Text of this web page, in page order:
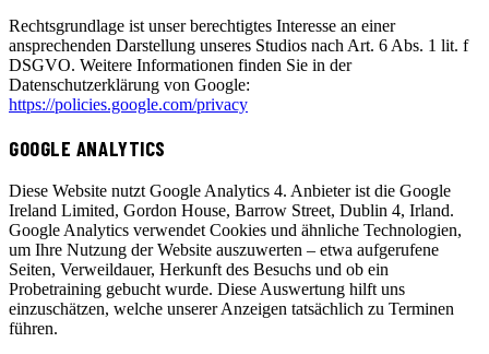
Rechtsgrundlage ist unser berechtigtes Interesse an einer
ansprechenden Darstellung unseres Studios nach Art. 6 Abs. 1 lit. f
DSGVO. Weitere Informationen finden Sie in der
Datenschutzerklärung von Google:
https://policies.google.com/privacy
GOOGLE ANALYTICS
Diese Website nutzt Google Analytics 4. Anbieter ist die Google
Ireland Limited, Gordon House, Barrow Street, Dublin 4, Irland.
Google Analytics verwendet Cookies und ähnliche Technologien,
um Ihre Nutzung der Website auszuwerten – etwa aufgerufene
Seiten, Verweildauer, Herkunft des Besuchs und ob ein
Probetraining gebucht wurde. Diese Auswertung hilft uns
einzuschätzen, welche unserer Anzeigen tatsächlich zu Terminen
führen.